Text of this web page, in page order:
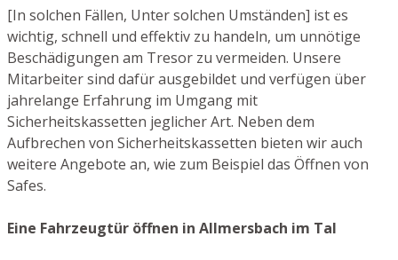
[In solchen Fällen, Unter solchen Umständen] ist es
wichtig, schnell und effektiv zu handeln, um unnötige
Beschädigungen am Tresor zu vermeiden. Unsere
Mitarbeiter sind dafür ausgebildet und verfügen über
jahrelange Erfahrung im Umgang mit
Sicherheitskassetten jeglicher Art. Neben dem
Aufbrechen von Sicherheitskassetten bieten wir auch
weitere Angebote an, wie zum Beispiel das Öffnen von
Safes.
Eine Fahrzeugtür öffnen in Allmersbach im Tal